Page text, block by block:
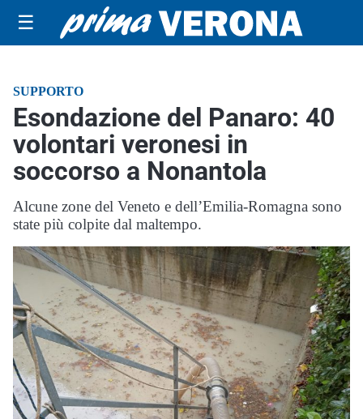
☰
SUPPORTO
Esondazione del Panaro: 40
volontari veronesi in
soccorso a Nonantola
Alcune zone del Veneto e dell’Emilia-Romagna sono
state più colpite dal maltempo.